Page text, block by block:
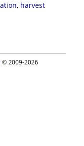
, harvest
© 2009-2026